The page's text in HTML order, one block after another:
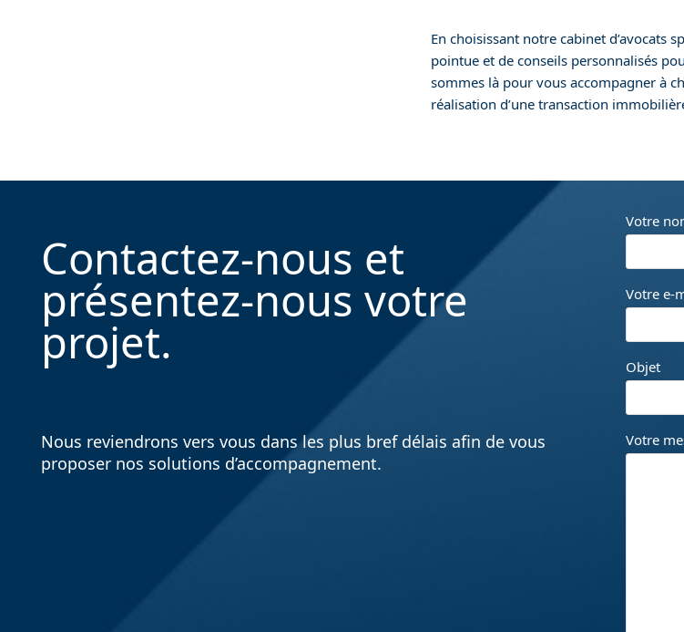
En choisissant notre cabinet d’avocats
pointue et de conseils personnalisés
sommes là pour vous accompagner à
réalisation d’une transaction
Contactez-nous et
présentez-nous votre
projet.
Nous reviendrons vers vous dans les plus bref délais afin de vous
proposer nos solutions d’accompagnement.
Votre
Votre e-
Objet
Votre